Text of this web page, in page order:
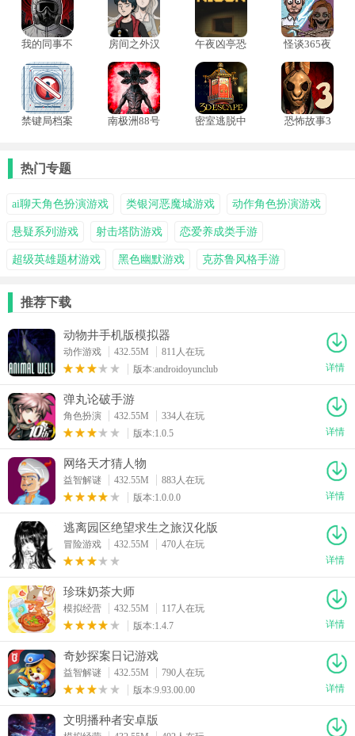
我的同事不
房间之外汉
午夜凶亭恐
怪谈365夜
禁键局档案
南极洲88号
密室逃脱中
恐怖故事3
热门专题
ai聊天角色扮演游戏 类银河恶魔城游戏 动作角色扮演游戏
悬疑系列游戏 射击塔防游戏 恋爱养成类手游
超级英雄题材游戏 黑色幽默游戏 克苏鲁风格手游
推荐下载
动物井手机版模拟器
动作游戏 432.55M
811人在玩
版本:androidoyunclub
详情
弹丸论破手游
角色扮演 432.55M
334人在玩
版本:1.0.5
详情
网络天才猜人物
益智解谜 432.55M
883人在玩
版本:1.0.0.0
详情
逃离园区绝望求生之旅汉化版
冒险游戏 432.55M
470人在玩
详情
珍珠奶茶大师
模拟经营 432.55M
117人在玩
版本:1.4.7
详情
奇妙探案日记游戏
益智解谜 432.55M
790人在玩
版本:9.93.00.00
详情
文明播种者安卓版